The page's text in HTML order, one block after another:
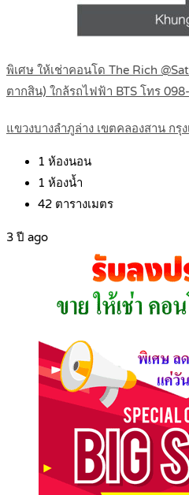
พิเศษ ให้เช่าคอนโด The Rich
ตากสิน) ใกล้รถไฟฟ้า BTS โทร
แขวงบางลำภูล่าง เขตคลองสาน กรุ
1 ห้องนอน
1 ห้องน้ำ
42 ตารางเมตร
3 ปี ago